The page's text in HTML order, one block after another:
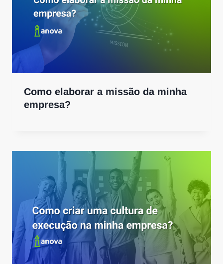
Como elaborar a missão da minha
empresa?